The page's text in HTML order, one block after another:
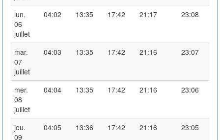
lun.
06
juillet
04:02 13:35 17:42 21:17 23:08
mar.
07
juillet
04:03 13:35 17:42 21:16 23:07
mer.
08
juillet
04:04 13:35 17:42 21:16 23:06
jeu.
09
04:05 13:36 17:42 21:16 23:05